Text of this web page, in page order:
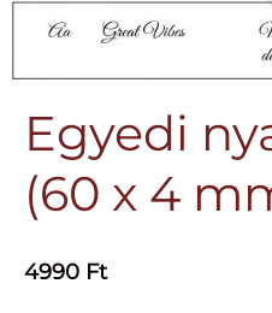
Egyedi
(60 x 4
4990 Ft